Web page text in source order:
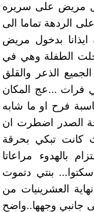
كل مريض على سريره
الردهة تماما الى
ايذانا بدخول مريض
الطفلة وهي في
الذعر والقلق
فرات ...عج المكان
فرح او ما شابه
الصدر اضطرت ان
كانت تبكي بحرقة
بالهدوء مراعاتا
بنتي دتموت
العشرينيات من
جانبي وجهها..واضح